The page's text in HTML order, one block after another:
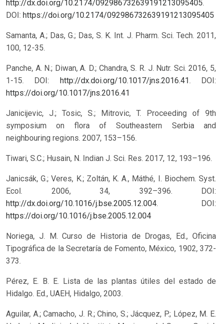
http://dx.doi.org/10.2174/092986732639191213095405.
DOI: https://doi.org/10.2174/092986732639191213095405
Samanta, A.; Das, G.; Das, S. K. Int. J. Pharm. Sci. Tech. 2011,
100, 12-35.
Panche, A. N.; Diwan, A. D.; Chandra, S. R. J. Nutr. Sci. 2016, 5,
1-15. DOI: http://dx.doi.org/10.1017/jns.2016.41. DOI:
https://doi.org/10.1017/jns.2016.41
Janicijevic, J.; Tosic, S.; Mitrovic, T. Proceeding of 9th
symposium on flora of Southeastern Serbia and
neighbouring regions. 2007, 153–156.
Tiwari, S.C.; Husain, N. Indian J. Sci. Res. 2017, 12, 193–196.
Janicsák, G.; Veres, K.; Zoltán, K. A., Máthé, I. Biochem. Syst.
Ecol. 2006, 34, 392–396. DOI:
http://dx.doi.org/10.1016/j.bse.2005.12.004. DOI:
https://doi.org/10.1016/j.bse.2005.12.004
Noriega, J. M. Curso de Historia de Drogas, Ed., Oficina
Tipográfica de la Secretaría de Fomento, México, 1902, 372-
373.
Pérez, E. B. E. Lista de las plantas útiles del estado de
Hidalgo. Ed., UAEH, Hidalgo, 2003.
Aguilar, A.; Camacho, J. R.; Chino, S.; Jácquez, P.; López, M. E.